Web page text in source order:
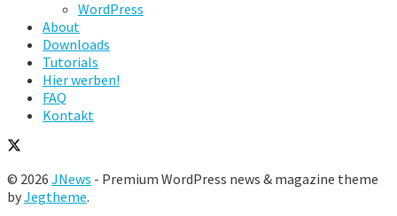
WordPress
About
Downloads
Tutorials
Hier werben!
FAQ
Kontakt
© 2026 JNews - Premium WordPress news & magazine theme
byJegtheme.